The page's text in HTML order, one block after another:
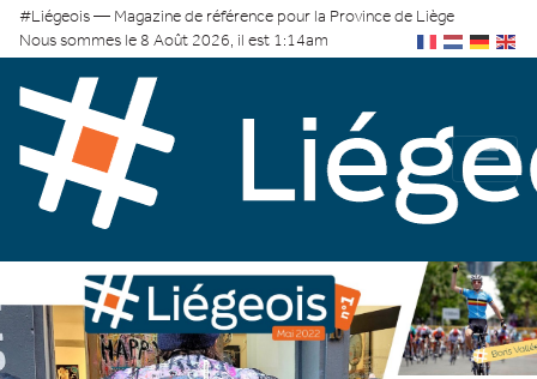
#Liégeois — Magazine de référence pour la Province de Liège
Nous sommes le 8 Août 2026, il est 1:14am